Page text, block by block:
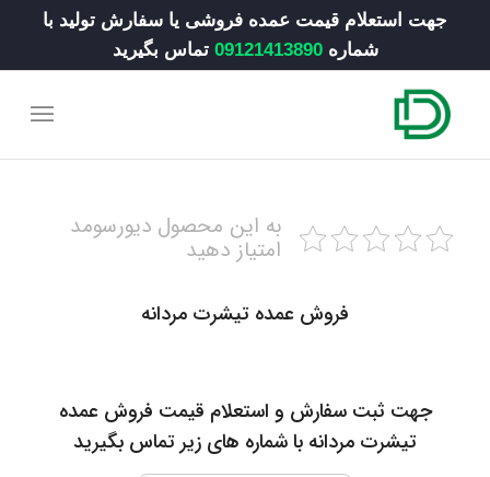
جهت استعلام قیمت عمده فروشی یا سفارش تولید با
شماره 09121413890 تماس بگیرید
به این محصول دیورسومد
امتیاز دهید
فروش عمده تیشرت مردانه
جهت ثبت سفارش و استعلام قیمت فروش عمده
تیشرت مردانه با شماره های زیر تماس بگیرید